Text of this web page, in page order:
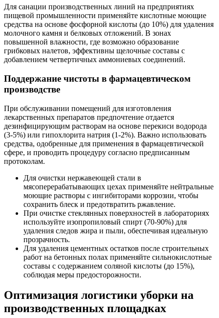
Для санации производственных линий на предприятиях
пищевой промышленности применяйте кислотные моющие
средства на основе фосфорной кислоты (до 10%) для удаления
молочного камня и белковых отложений. В зонах
повышенной влажности, где возможно образование
грибковых налетов, эффективны щелочные составы с
добавлением четвертичных аммониевых соединений.
Поддержание чистоты в фармацевтическом
производстве
При обслуживании помещений для изготовления
лекарственных препаратов предпочтение отдается
дезинфицирующим растворам на основе перекиси водорода
(3-5%) или гипохлорита натрия (1-2%). Важно использовать
средства, одобренные для применения в фармацевтической
сфере, и проводить процедуру согласно предписанным
протоколам.
Для очистки нержавеющей стали в
мясоперерабатывающих цехах применяйте нейтральные
моющие растворы с ингибиторами коррозии, чтобы
сохранить блеск и предотвратить ржавление.
При очистке стеклянных поверхностей в лабораториях
используйте изопропиловый спирт (70-90%) для
удаления следов жира и пыли, обеспечивая идеальную
прозрачность.
Для удаления цементных остатков после строительных
работ на бетонных полах применяйте сильнокислотные
составы с содержанием соляной кислоты (до 15%),
соблюдая меры предосторожности.
Оптимизация логистики уборки на
производственных площадках